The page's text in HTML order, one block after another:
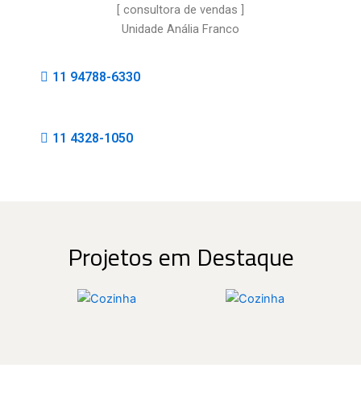
[ consultora de vendas ]
Unidade Anália Franco
11 94788-6330
11 4328-1050
Projetos em Destaque